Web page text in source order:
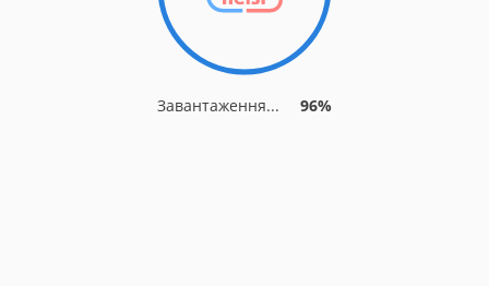
Завантаження... 96%